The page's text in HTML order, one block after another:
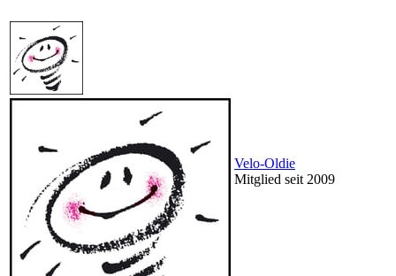
Velo-Oldie
Mitglied seit 2009